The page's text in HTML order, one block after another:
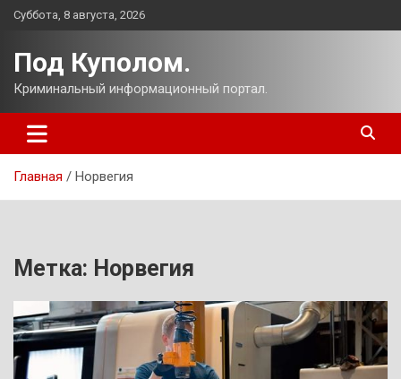
Перейти
Суббота, 8 августа, 2026
Под Куполом.
Криминальный информационный портал.
Главная Норвегия
Метка: Норвегия